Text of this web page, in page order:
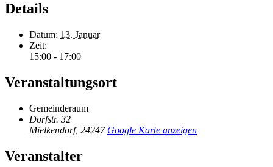
Details
Datum: 13. Januar
Zeit:
15:00 - 17:00
Veranstaltungsort
Gemeinderaum
Dorfstr. 32
Mielkendorf, 24247 Google Karte anzeigen
Veranstalter